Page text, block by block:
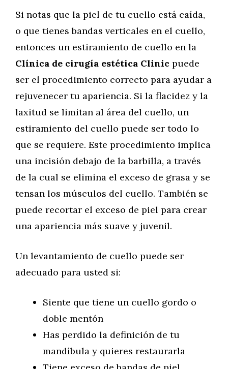
Si notas que la piel de tu cuello está caída,
o que tienes bandas verticales en el cuello,
entonces un estiramiento de cuello en la
Clínica de cirugía estética Clinic puede
ser el procedimiento correcto para ayudar a
rejuvenecer tu apariencia. Si la flacidez y la
laxitud se limitan al área del cuello, un
estiramiento del cuello puede ser todo lo
que se requiere. Este procedimiento implica
una incisión debajo de la barbilla, a través
de la cual se elimina el exceso de grasa y se
tensan los músculos del cuello. También se
puede recortar el exceso de piel para crear
una apariencia más suave y juvenil.
Un levantamiento de cuello puede ser
adecuado para usted si:
Siente que tiene un cuello gordo o
doble mentón
Has perdido la definición de tu
mandíbula y quieres restaurarla